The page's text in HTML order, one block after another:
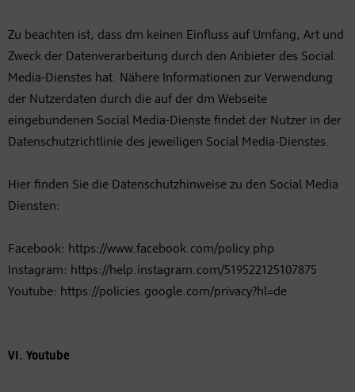
Zu beachten ist, dass dm keinen Einfluss auf Umfang, Art und
Zweck der Datenverarbeitung durch den Anbieter des Social
Media-Dienstes hat. Nähere Informationen zur Verwendung
der Nutzerdaten durch die auf der dm Webseite
eingebundenen Social Media-Dienste findet der Nutzer in der
Datenschutzrichtlinie des jeweiligen Social Media-Dienstes.
Hier finden Sie die Datenschutzhinweise zu den Social Media
Diensten:
Facebook: https://www.facebook.com/policy.php
Instagram: https://help.instagram.com/519522125107875
Youtube: https://policies.google.com/privacy?hl=de
VI. Youtube